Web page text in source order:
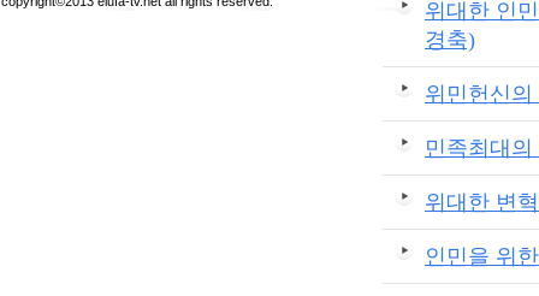
위대한 인
경축)
위민헌신의
민족최대
위대한 변
인민을 위